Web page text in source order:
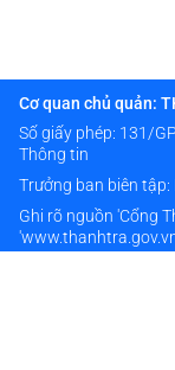
Cơ quan chủ quản:
Số giấy phép: 131/
Thông tin
Trưởng ban biên tập:
Ghi rõ nguồn 'Cổng